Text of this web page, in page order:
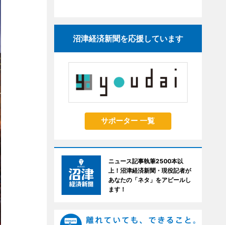
沼津経済新聞を応援しています
サポーター 一覧
ニュース記事執筆2500本以
上！沼津経済新聞・現役記者が
あなたの「ネタ」をアピールし
ます！